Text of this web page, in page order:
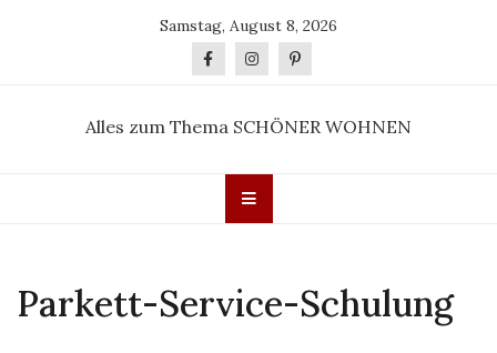
Samstag, August 8, 2026
Alles zum Thema SCHÖNER WOHNEN
Parkett-Service-Schulung